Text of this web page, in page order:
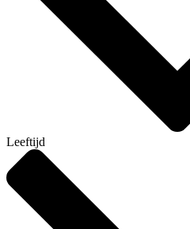
Leeftijd